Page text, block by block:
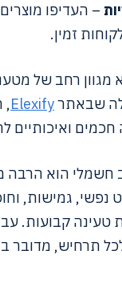
– העדיפו
זמין.
מגוון רחב של
שבאתרElexify
,
חכמים ואיכותיים
חשמלי הוא הרבה
נפשי, גמישות,
קבועות.
לכל תרחיש,